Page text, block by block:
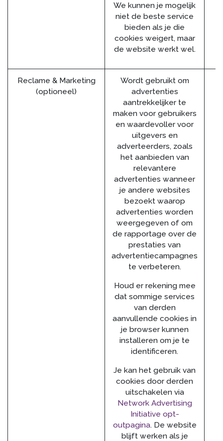
We kunnen je mogelijk
niet de beste service
bieden als je die
cookies weigert, maar
de website werkt wel.
Reclame & Marketing
(optioneel)
Wordt gebruikt om
advertenties
aantrekkelijker te
maken voor gebruikers
en waardevoller voor
uitgevers en
adverteerders, zoals
het aanbieden van
relevantere
advertenties wanneer
je andere websites
bezoekt waarop
advertenties worden
weergegeven of om
de rapportage over de
prestaties van
advertentiecampagnes
te verbeteren.
Houd er rekening mee
dat sommige services
van derden
aanvullende cookies in
je browser kunnen
installeren om je te
identificeren.
Je kan het gebruik van
cookies door derden
uitschakelen via
Network Advertising
Initiative opt-
outpagina. De website
blijft werken als je